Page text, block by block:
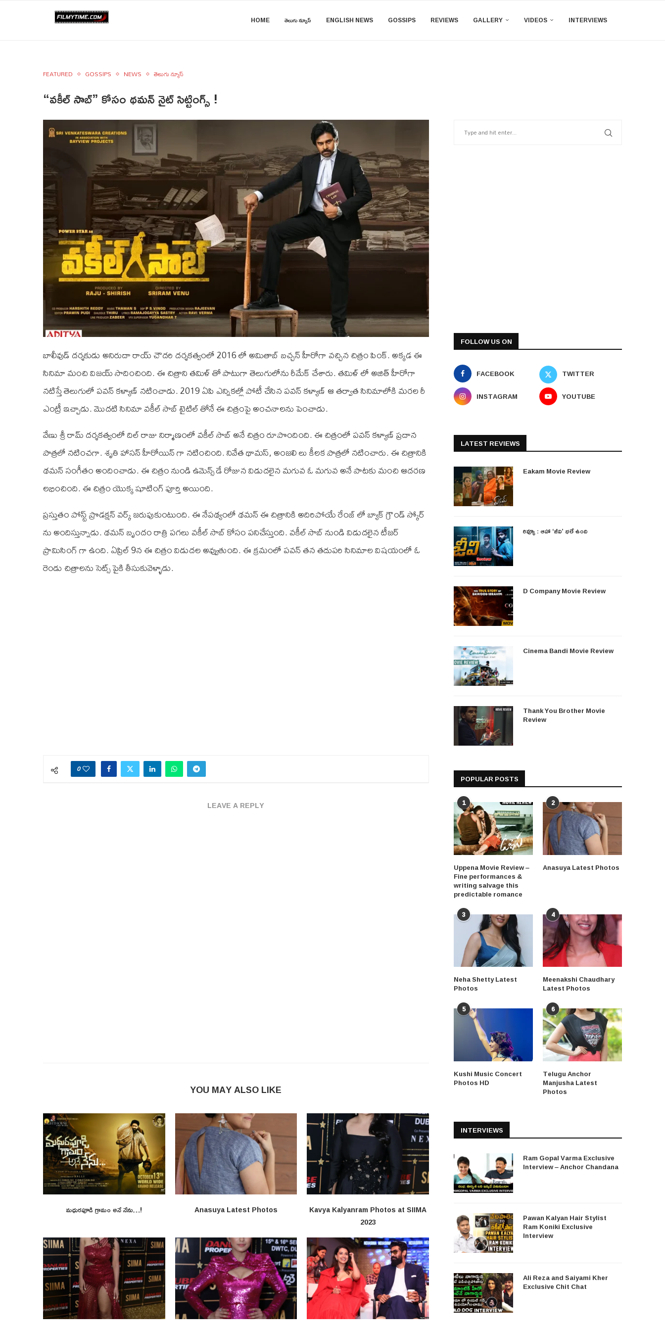
HOME తెలుగు న్యూస్ ENGLISH NEWS GOSSIPS REVIEWS GALLERY VIDEOS INTERVIEWS
FEATURED GOSSIPS NEWS తెలుగు న్యూస్
“వకీల్ సాబ్” కోసం థమన్ నైట్ సిట్టింగ్స్ !
బాలీవుడ్ దర్శకుడు అనిరుదా రాయ్ చౌదరి దర్శకత్వంలో 2016 లో అమితాబ్ బచ్చన్ హీరోగా వచ్చిన చిత్రం పింక్. అక్కడ ఈ
సినిమా మంచి విజయ్ సాదించింది. ఈ చిత్రాని తమిళ్ తో పాటుగా తెలుగులోను రీమేక్ చేశారు. తమిళ్ లో అజిత్ హీరోగా
నటిస్తే తెలుగులో పవన్ కళ్యాణ్ నటించాడు. 2019 ఏ‌పి ఎన్నికల్లో పోటీ చేసిన పవన్ కళ్యాణ్ ఆ తర్వాత సినిమాలోకి మరల రీ
ఎంట్రీ ఇచ్చాడు. మొదటి సినిమా వకీల్ సాబ్ టైటిల్ తోనే ఈ చిత్రంపై అంచనాలను పెంచాడు.
వేణు శ్రీ రామ్ దర్శకత్వంలో దిల్ రాజు నిర్మాణంలో వకీల్ సాబ్ అనే చిత్రం రూపొందింది. ఈ చిత్రంలో పవన్ కళ్యాణ్ ప్రదాన
పాత్రలో నటించగా. శృతి హాసన్ హీరోయిన్ గా నటించింది. నివేత థామస్, అంజలి లు కీలక పాత్రలో నటించారు. ఈ చిత్రానికి
థమన్ సంగీతం అందించాడు. ఈ చిత్రం నుండి ఉమెన్స్ డే రోజున విడుదలైన మగువ ఓ మగువ అనే పాటకు మంచి ఆదరణ
లభించింది. ఈ చిత్రం యొక్క షూటింగ్ పూర్తి అయింది.
ప్రస్తుతం పోస్ట్ ప్రొడక్షన్ వర్క్ జరుపుకుంటుంది. ఈ నేపథ్యంలో థమన్ ఈ చిత్రానికి అదిరిపోయే రేంజ్ లో బ్యాక్ గ్రౌండ్ స్కోర్
ను అందిస్తున్నాడు. థమన్ బృందం రాత్రి పగలు వకీల్ సాబ్ కోసం పనిచేస్తుంది. వకీల్ సాబ్ నుండి విడుదలైన టీజర్
ప్రామిసింగ్ గా ఉంది. ఏప్రిల్ 9న ఈ చిత్రం విడుదల అవ్వుతుంది. ఈ క్రమంలో పవన్ తన తదుపరి సినిమాల విషయంలో ఓ
రెండు చిత్రాలను సెట్స్ పైకి తీసుకువెళ్ళాడు.
0
LEAVE A REPLY
YOU MAY ALSO LIKE
మధురపూడి గ్రామం అనే నేను…! Anasuya Latest Photos
Kavya Kalyanram Photos at SIIMA
2023
FOLLOW US ON
FACEBOOK
TWITTER
INSTAGRAM
YOUTUBE
LATEST REVIEWS
Eakam Movie Review
రివ్యూ : ఆహా ‘జీవి’ భలే ఉంది
D Company Movie Review
Cinema Bandi Movie Review
Thank You Brother Movie
Review
POPULAR POSTS
1
Uppena Movie Review –
Fine performances &
writing salvage this
predictable romance
2
Anasuya Latest Photos
3
Neha Shetty Latest
Photos
4
Meenakshi Chaudhary
Latest Photos
5
Kushi Music Concert
Photos HD
6
Telugu Anchor
Manjusha Latest
Photos
INTERVIEWS
Ram Gopal Varma Exclusive
Interview – Anchor Chandana
Pawan Kalyan Hair Stylist
Ram Koniki Exclusive
Interview
Ali Reza and Saiyami Kher
Exclusive Chit Chat